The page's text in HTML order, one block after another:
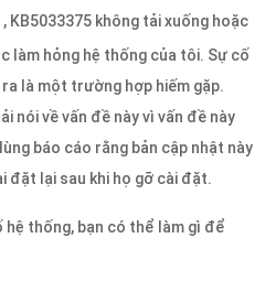
, KB5033375 không tải xuống hoặc
làm hỏng hệ thống của tôi. Sự cố
là một trường hợp hiếm gặp.
nói về vấn đề này vì vấn đề này
báo cáo rằng bản cập nhật này
đặt lại sau khi họ gỡ cài đặt.
hệ thống, bạn có thể làm gì để